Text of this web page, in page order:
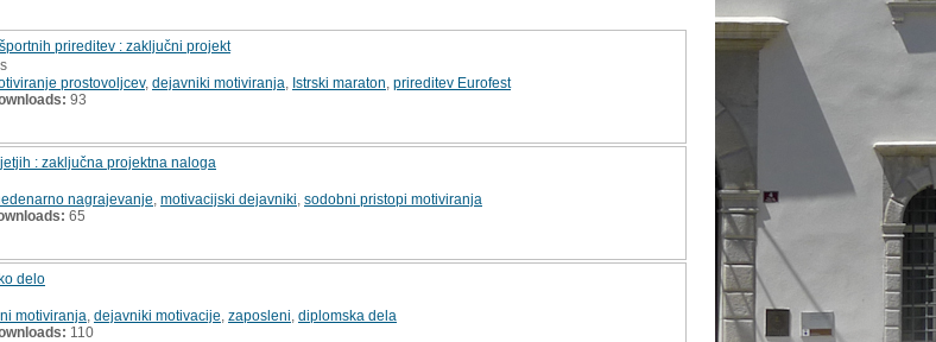
prireditev : zaključni projekt
prostovoljcev, dejavniki motiviranja Istrski maraton prireditev Eurofest
93
: zaključna projektna naloga
nagrajevanje motivacijski dejavniki sodobni pristopi motiviranja
65
delo
motiviranja dejavniki motivacije zaposleni diplomska dela
110